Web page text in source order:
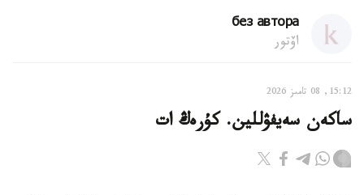
без автора
اۆتور
15:12, 08 تامىز 2026
ساكەن سەيفۋللين. كۇرەڭ ات